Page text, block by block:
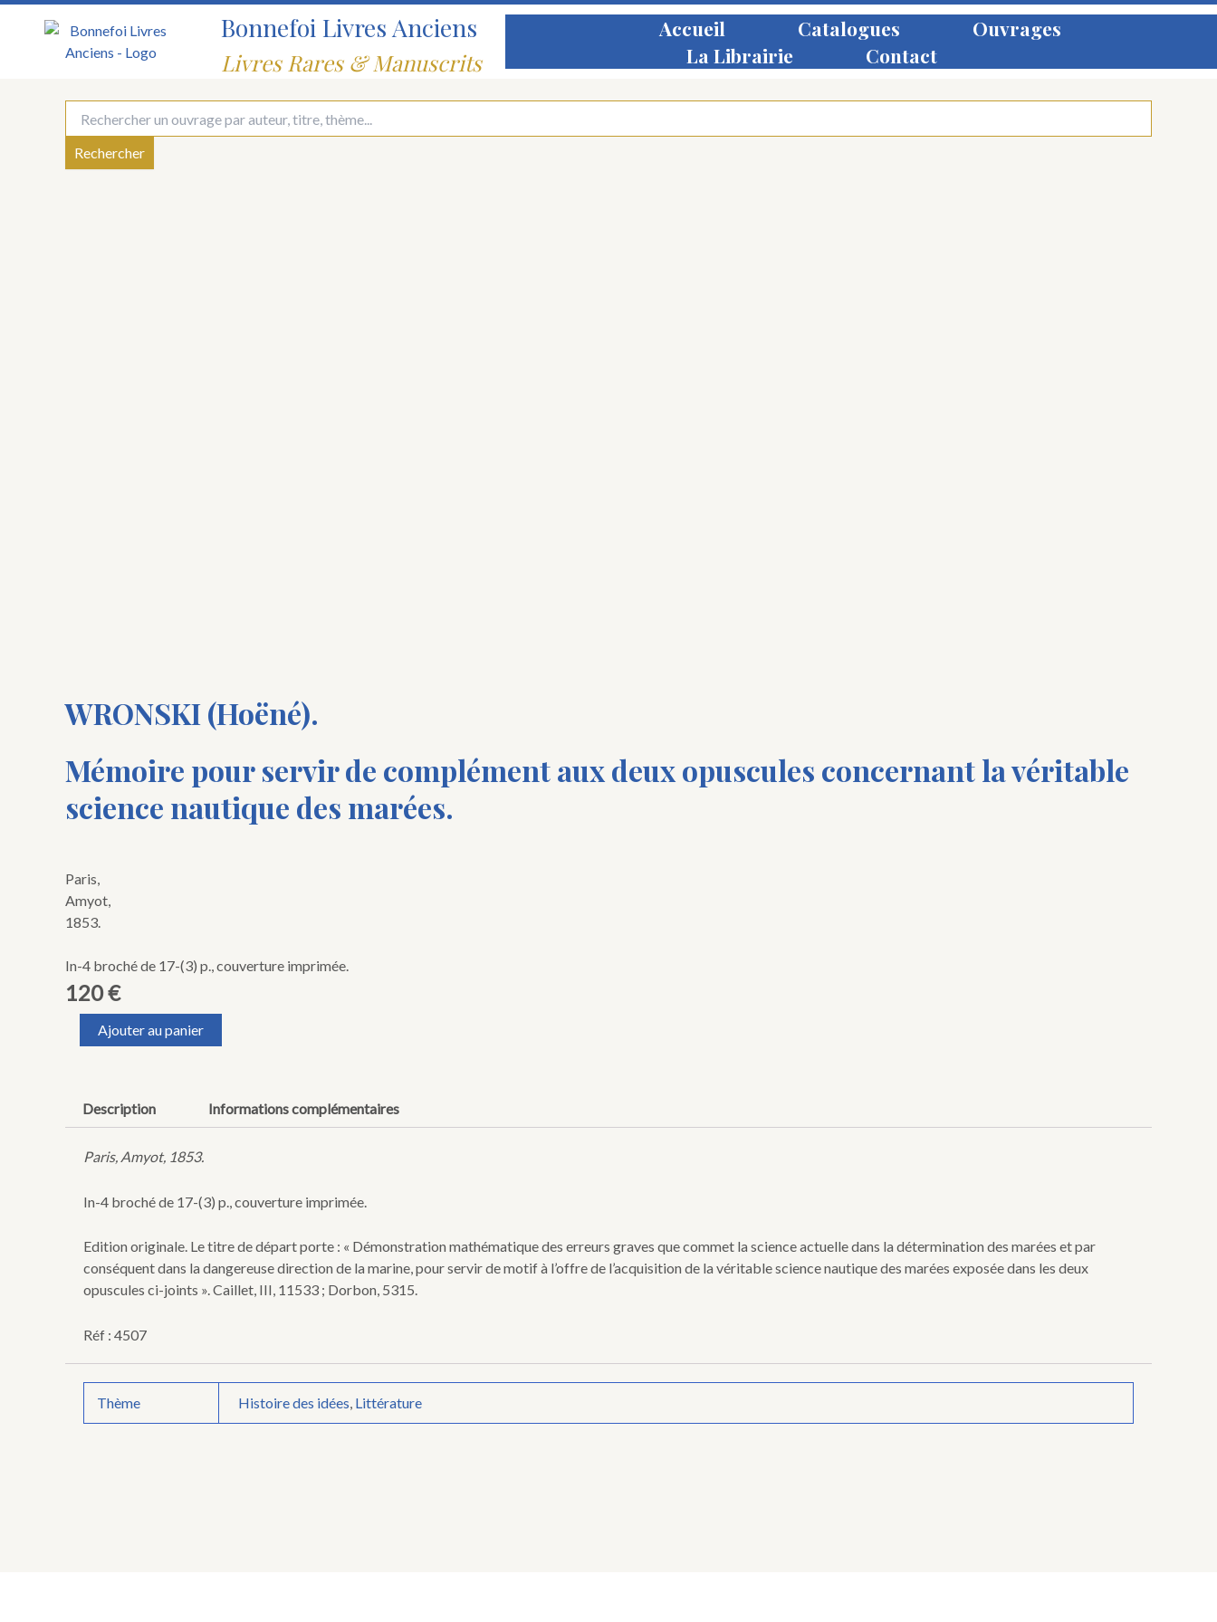
Aller
Bonnefoi Livres Anciens
Livres Rares & Manuscrits
Accueil Catalogues
Ouvrages
La Librairie
Contact
WRONSKI (Hoëné).
Mémoire pour servir de complément aux deux opuscules concernant la véritable
science nautique des marées.
Paris,
Amyot,
1853.
In-4 broché de 17-(3) p., couverture imprimée.
120€
pour
servir
complément
deux
concernant
véritable
science
des
Ajouter au panier
Description Informations complémentaires
Paris, Amyot, 1853.
In-4 broché de 17-(3) p., couverture imprimée.
Edition originale. Le titre de départ porte : « Démonstration mathématique des erreurs graves que commet la science actuelle dans la détermination des marées et par
conséquent dans la dangereuse direction de la marine, pour servir de motif à l’offre de l’acquisition de la véritable science nautique des marées exposée dans les deux
opuscules ci-joints ». Caillet, III, 11533 ; Dorbon, 5315.
Réf : 4507
Thème Histoire des idées, Littérature